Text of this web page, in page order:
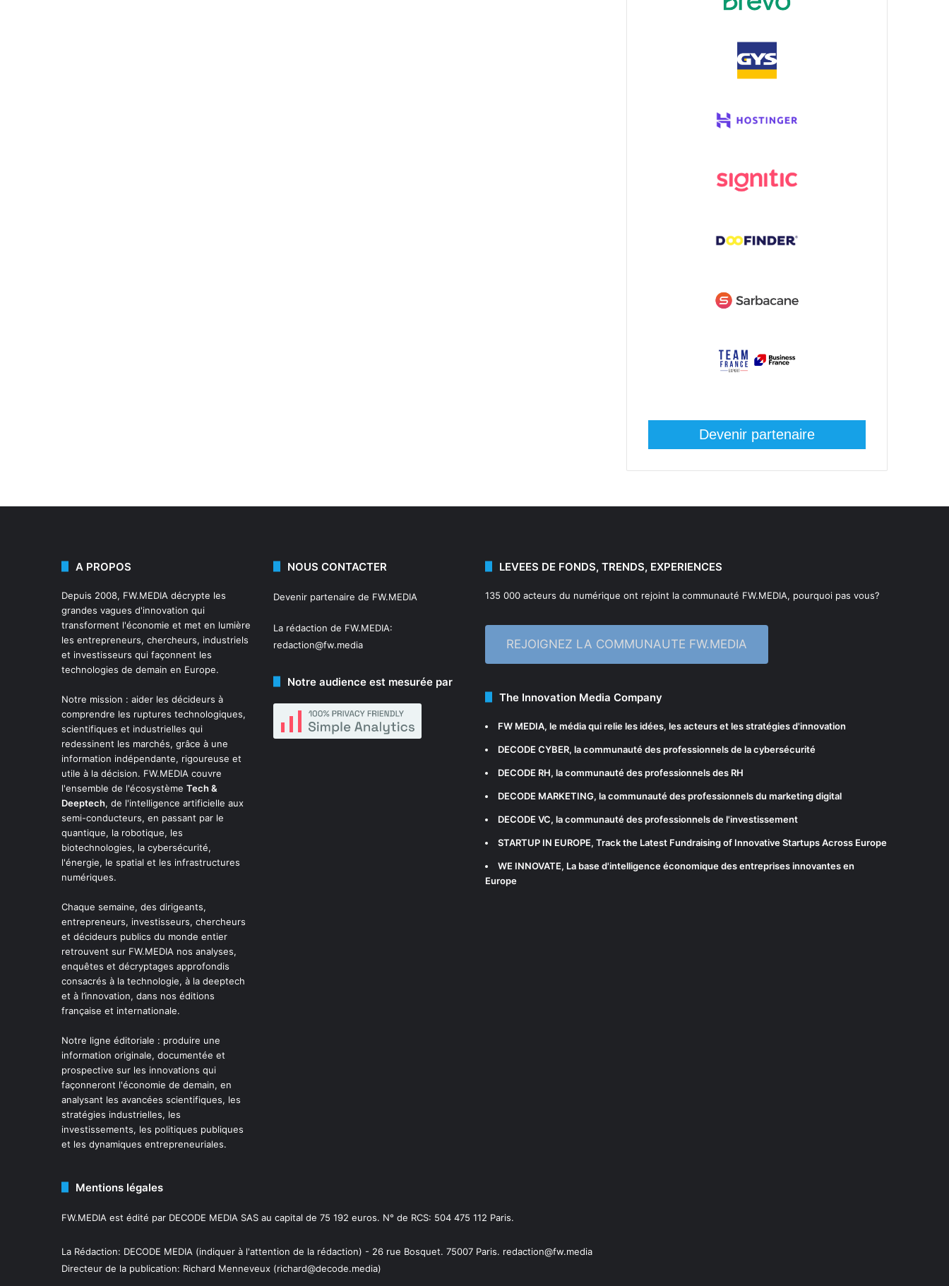
Devenir partenaire
A PROPOS
Depuis 2008, FW.MEDIA décrypte les
grandes vagues d'innovation qui
transforment l'économie et met en lumière
les entrepreneurs, chercheurs, industriels
et investisseurs qui façonnent les
technologies de demain en Europe.
Notre mission : aider les décideurs à
comprendre les ruptures technologiques,
scientifiques et industrielles qui
redessinent les marchés, grâce à une
information indépendante, rigoureuse et
utile à la décision. FW.MEDIA couvre
l'ensemble de l'écosystème Tech &
Deeptech, de l'intelligence artificielle aux
semi-conducteurs, en passant par le
quantique, la robotique, les
biotechnologies, la cybersécurité,
l'énergie, le spatial et les infrastructures
numériques.
Chaque semaine, des dirigeants,
entrepreneurs, investisseurs, chercheurs
et décideurs publics du monde entier
retrouvent sur FW.MEDIA nos analyses,
enquêtes et décryptages approfondis
consacrés à la technologie, à la deeptech
et à l’innovation, dans nos éditions
française et internationale.
Notre ligne éditoriale : produire une
information originale, documentée et
prospective sur les innovations qui
façonneront l'économie de demain, en
analysant les avancées scientifiques, les
stratégies industrielles, les
investissements, les politiques publiques
et les dynamiques entrepreneuriales.
NOUS CONTACTER
Devenir partenaire de FW.MEDIA
La rédaction de FW.MEDIA:
redaction@fw.media
Notre audience est mesurée par
LEVEES DE FONDS, TRENDS, EXPERIENCES
135 000 acteurs du numérique ont rejoint la communauté FW.MEDIA, pourquoi pas vous?
REJOIGNEZ LA COMMUNAUTE FW.MEDIA
The Innovation Media Company
FW MEDIA, le média qui relie les idées, les acteurs et les stratégies d'innovation
DECODE CYBER, la communauté des professionnels de la cybersécurité
DECODE RH, la communauté des professionnels des RH
DECODE MARKETING, la communauté des professionnels du marketing digital
DECODE VC, la communauté des professionnels de l'investissement
STARTUP IN EUROPE, Track the Latest Fundraising of Innovative Startups Across Europe
WE INNOVATE, La base d'intelligence économique des entreprises innovantes en
Europe
Mentions légales
FW.MEDIA est édité par DECODE MEDIA SAS au capital de 75 192 euros. N° de RCS: 504 475 112 Paris.
La Rédaction: DECODE MEDIA (indiquer à l'attention de la rédaction) - 26 rue Bosquet. 75007 Paris. redaction@fw.media
Directeur de la publication: Richard Menneveux (richard@decode.media)